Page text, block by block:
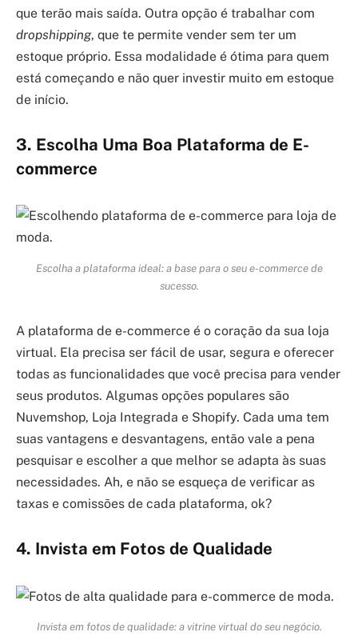
que terão mais saída. Outra opção é trabalhar com
dropshipping, que te permite vender sem ter um
estoque próprio. Essa modalidade é ótima para quem
está começando e não quer investir muito em estoque
de início.
3. Escolha Uma Boa Plataforma de E-
commerce
Escolha a plataforma ideal: a base para o seu e-commerce de
sucesso.
A plataforma de e-commerce é o coração da sua loja
virtual. Ela precisa ser fácil de usar, segura e oferecer
todas as funcionalidades que você precisa para vender
seus produtos. Algumas opções populares são
Nuvemshop, Loja Integrada e Shopify. Cada uma tem
suas vantagens e desvantagens, então vale a pena
pesquisar e escolher a que melhor se adapta às suas
necessidades. Ah, e não se esqueça de verificar as
taxas e comissões de cada plataforma, ok?
4. Invista em Fotos de Qualidade
Invista em fotos de qualidade: a vitrine virtual do seu negócio.